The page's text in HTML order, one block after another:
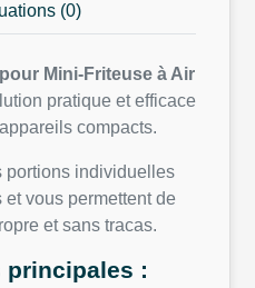
(0)
Mini-Friteuse à Air
pratique et efficace
compacts.
portions individuelles
vous permettent de
et sans tracas.
principales :